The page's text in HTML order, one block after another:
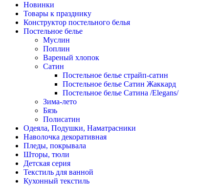
Новинки
Товары к празднику
Конструктор постельного белья
Постельное белье
Муслин
Поплин
Вареный хлопок
Сатин
Постельное белье страйп-сатин
Постельное белье Сатин Жаккард
Постельное белье Сатина /Elegans/
Зима-лето
Бязь
Полисатин
Одеяла, Подушки, Наматрасники
Наволочка декоративная
Пледы, покрывала
Шторы, тюли
Детская серия
Текстиль для ванной
Кухонный текстиль